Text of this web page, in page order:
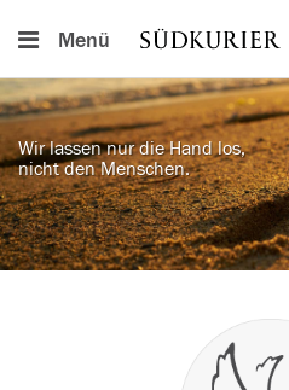
Menü
Wir lassen nur die Hand los,
nicht den Menschen.